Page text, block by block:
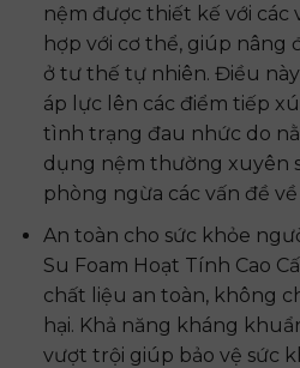
nệm được thiết kế với
hợp với cơ thể, giúp nâng
ở tư thế tự nhiên. Điều
áp lực lên các điểm tiếp
tình trạng đau nhức do
dụng nệm thường xuyên
phòng ngừa các vấn đề
An toàn cho sức khỏe
Su Foam Hoạt Tính Cao
chất liệu an toàn, không
hại. Khả năng kháng
vượt trội giúp bảo vệ sức